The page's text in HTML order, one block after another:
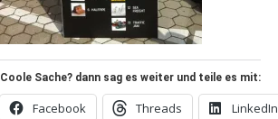
Coole Sache? dann sag es weiter und teile es mit:
Facebook Threads LinkedIn